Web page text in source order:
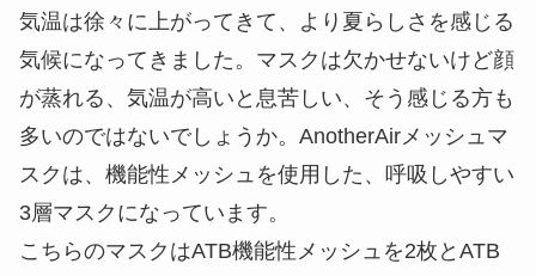
気温は徐々に上がってきて、より夏らしさを感じる
気候になってきました。マスクは欠かせないけど顔
が蒸れる、気温が高いと息苦しい、そう感じる方も
多いのではないでしょうか。AnotherAirメッシュマ
スクは、機能性メッシュを使用した、呼吸しやすい
3層マスクになっています。
こちらのマスクはATB機能性メッシュを2枚とATB